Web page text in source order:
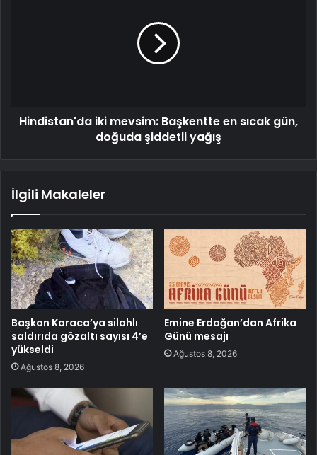
Hindistan'da iki mevsim: Başkentte en sıcak gün,
doğuda şiddetli yağış
İlgili Makaleler
Başkan Karaca’ya silahlı
saldırıda gözaltı sayısı 4’e
yükseldi
Ağustos 8, 2026
Emine Erdoğan’dan Afrika
Günü mesajı
Ağustos 8, 2026